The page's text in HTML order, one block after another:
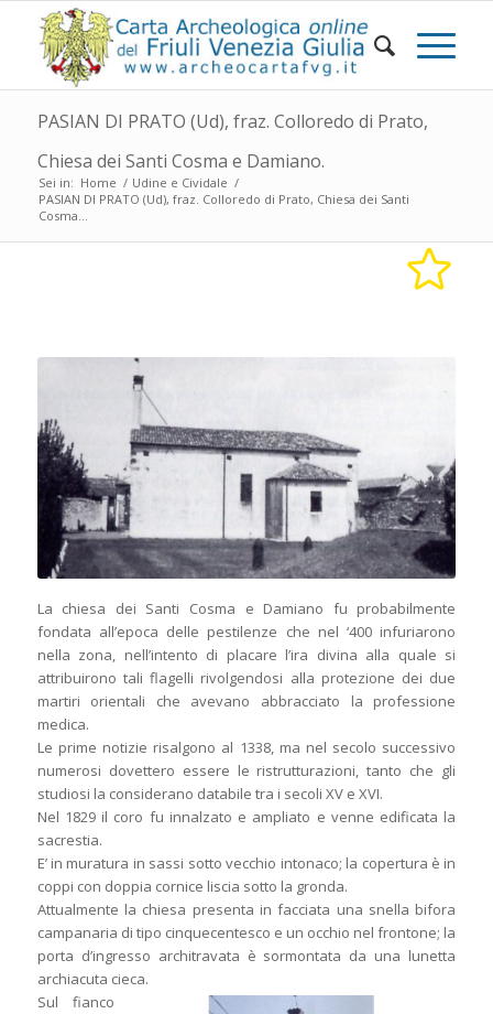
PASIAN DI PRATO (Ud), fraz. Colloredo di Prato,
Chiesa dei Santi Cosma e Damiano.
Sei in: Home / Udine e Cividale /
PASIAN DI PRATO (Ud), fraz. Colloredo di Prato, Chiesa dei Santi
Cosma...
La chiesa dei Santi Cosma e Damiano fu probabilmente
fondata all’epoca delle pestilenze che nel ‘400 infuriarono
nella zona, nell’intento di placare l’ira divina alla quale si
attribuirono tali flagelli rivolgendosi alla protezione dei due
martiri orientali che avevano abbracciato la professione
medica.
Le prime notizie risalgono al 1338, ma nel secolo successivo
numerosi dovettero essere le ristrutturazioni, tanto che gli
studiosi la considerano databile tra i secoli XV e XVI.
Nel 1829 il coro fu innalzato e ampliato e venne edificata la
sacrestia.
E’ in muratura in sassi sotto vecchio intonaco; la copertura è in
coppi con doppia cornice liscia sotto la gronda.
Attualmente la chiesa presenta in facciata una snella bifora
campanaria di tipo cinquecentesco e un occhio nel frontone; la
porta d’ingresso architravata è sormontata da una lunetta
archiacuta cieca.
Sul fianco